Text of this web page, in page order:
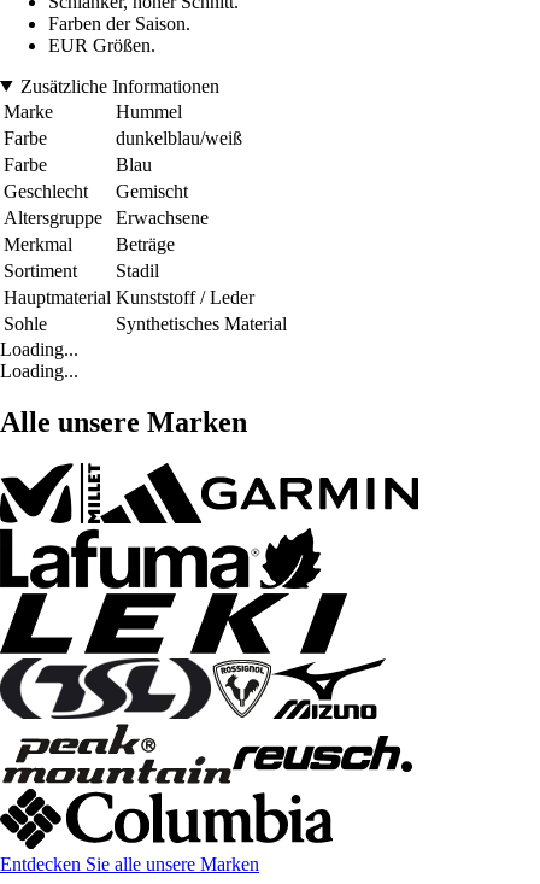
Farben der Saison.
EUR Größen.
Zusätzliche Informationen
Marke
Hummel
Farbe
dunkelblau/weiß
Farbe
Blau
Geschlecht
Gemischt
Altersgruppe
Erwachsene
Merkmal
Beträge
Sortiment
Stadil
Hauptmaterial Kunststoff / Leder
Sohle
Synthetisches Material
Loading...
Loading...
Alle unsere Marken
Entdecken Sie alle unsere Marken